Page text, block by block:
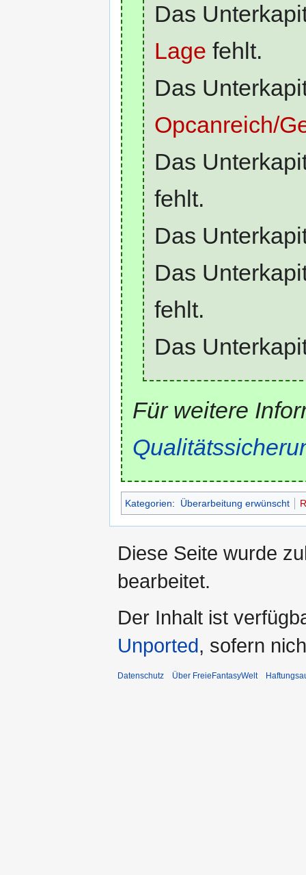
Das
Lage fehlt.
Das
Opcanreich/
Das
fehlt.
Das
Das
fehlt.
Das
Für weitere
Kategorien: Überarbeitung erwünscht
Diese Seite wurde
bearbeitet.
Der Inhalt ist
Unported, sofern
Datenschutz Über FreieFantasyWelt